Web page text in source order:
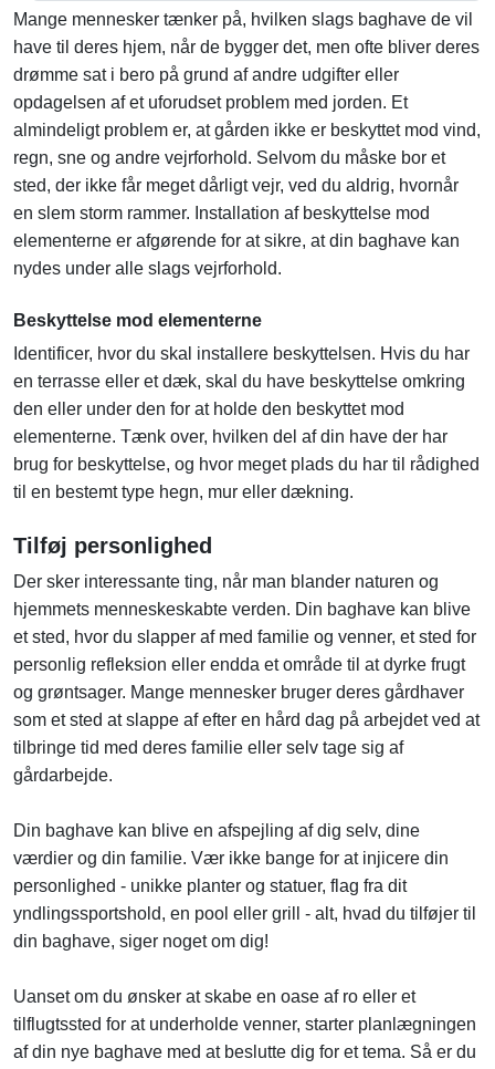
Mange mennesker tænker på, hvilken slags baghave de vil
have til deres hjem, når de bygger det, men ofte bliver deres
drømme sat i bero på grund af andre udgifter eller
opdagelsen af ​​et uforudset problem med jorden. Et
almindeligt problem er, at gården ikke er beskyttet mod vind,
regn, sne og andre vejrforhold. Selvom du måske bor et
sted, der ikke får meget dårligt vejr, ved du aldrig, hvornår
en slem storm rammer. Installation af beskyttelse mod
elementerne er afgørende for at sikre, at din baghave kan
nydes under alle slags vejrforhold.
Beskyttelse mod elementerne
Identificer, hvor du skal installere beskyttelsen. Hvis du har
en terrasse eller et dæk, skal du have beskyttelse omkring
den eller under den for at holde den beskyttet mod
elementerne. Tænk over, hvilken del af din have der har
brug for beskyttelse, og hvor meget plads du har til rådighed
til en bestemt type hegn, mur eller dækning.
Tilføj personlighed
Der sker interessante ting, når man blander naturen og
hjemmets menneskeskabte verden. Din baghave kan blive
et sted, hvor du slapper af med familie og venner, et sted for
personlig refleksion eller endda et område til at dyrke frugt
og grøntsager. Mange mennesker bruger deres gårdhaver
som et sted at slappe af efter en hård dag på arbejdet ved at
tilbringe tid med deres familie eller selv tage sig af
gårdarbejde.
Din baghave kan blive en afspejling af dig selv, dine
værdier og din familie. Vær ikke bange for at injicere din
personlighed - unikke planter og statuer, flag fra dit
yndlingssportshold, en pool eller grill - alt, hvad du tilføjer til
din baghave, siger noget om dig!
Uanset om du ønsker at skabe en oase af ro eller et
tilflugtssted for at underholde venner, starter planlægningen
af ​​din nye baghave med at beslutte dig for et tema. Så er du